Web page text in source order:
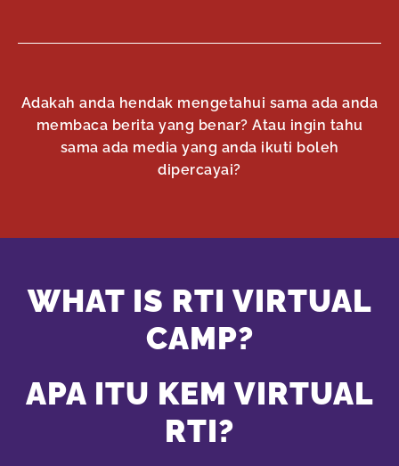
Adakah anda hendak mengetahui sama ada anda
membaca berita yang benar? Atau ingin tahu
sama ada media yang anda ikuti boleh
dipercayai?
WHAT IS RTI VIRTUAL
CAMP?
APA ITU KEM VIRTUAL
RTI?